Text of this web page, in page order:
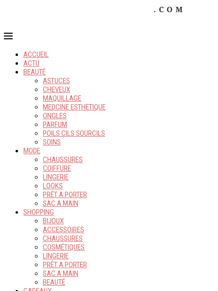
ACCUEIL
ACTU
BEAUTÉ
ASTUCES
CHEVEUX
MAQUILLAGE
MEDCINE ESTHETIQUE
ONGLES
PARFUM
POILS CILS SOURCILS
SOINS
MODE
CHAUSSURES
COIFFURE
LINGERIE
LOOKS
PRÊT A PORTER
SAC A MAIN
SHOPPING
BIJOUX
ACCESSOIRES
CHAUSSURES
COSMÉTIQUES
LINGERIE
PRÊT A PORTER
SAC A MAIN
BEAUTÉ